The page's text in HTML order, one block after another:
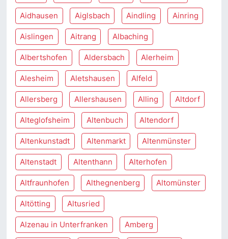
Aidhausen Aiglsbach Aindling Ainring
Aislingen Aitrang Albaching
Albertshofen Aldersbach Alerheim
Alesheim Aletshausen Alfeld
Allersberg Allershausen Alling Altdorf
Alteglofsheim Altenbuch Altendorf
Altenkunstadt Altenmarkt Altenmünster
Altenstadt Altenthann Alterhofen
Altfraunhofen Althegnenberg Altomünster
Altötting Altusried
Alzenau in Unterfranken Amberg